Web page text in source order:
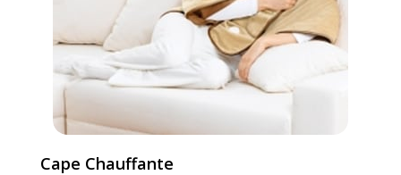
Cape Chauffante